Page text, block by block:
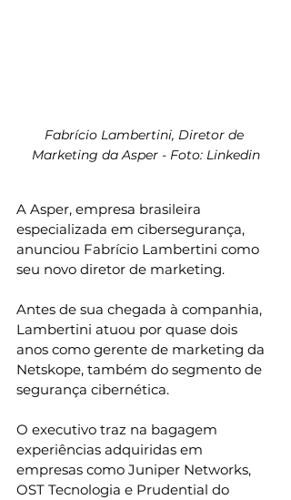
Fabrício Lambertini, Diretor de
Marketing da Asper - Foto: Linkedin
A Asper, empresa brasileira
especializada em cibersegurança,
anunciou Fabrício Lambertini como
seu novo diretor de marketing.
Antes de sua chegada à companhia,
Lambertini atuou por quase dois
anos como gerente de marketing da
Netskope, também do segmento de
segurança cibernética.
O executivo traz na bagagem
experiências adquiridas em
empresas como Juniper Networks,
OST Tecnologia e Prudential do